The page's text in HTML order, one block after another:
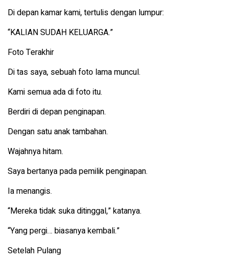
Di depan kamar kami, tertulis dengan lumpur:
“KALIAN SUDAH KELUARGA.”
Foto Terakhir
Di tas saya, sebuah foto lama muncul.
Kami semua ada di foto itu.
Berdiri di depan penginapan.
Dengan satu anak tambahan.
Wajahnya hitam.
Saya bertanya pada pemilik penginapan.
Ia menangis.
“Mereka tidak suka ditinggal,” katanya.
“Yang pergi… biasanya kembali.”
Setelah Pulang